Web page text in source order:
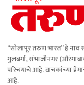
“सोलापूर तरुण भारत” हे नाव
गुलबर्गा, संभाजीनगर
परिचयाचे आहे. वाचकांच्या
आहे.